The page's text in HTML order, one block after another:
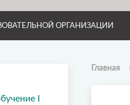
ОРГАНИЗАЦИИ
I
Главная